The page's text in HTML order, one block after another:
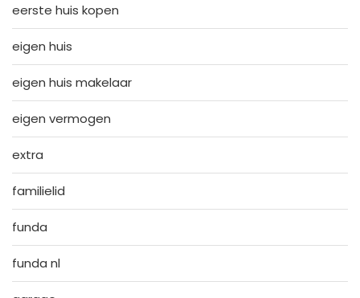
eerste huis kopen
eigen huis
eigen huis makelaar
eigen vermogen
extra
familielid
funda
funda nl